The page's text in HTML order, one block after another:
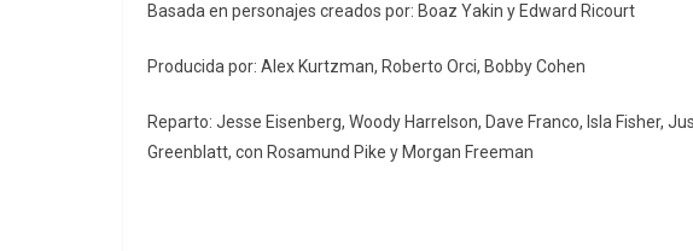
Basada en personajes creados por: Boaz Yakin y Edward Ricourt
Producida por: Alex Kurtzman, Roberto Orci, Bobby Cohen
Reparto: Jesse Eisenberg, Woody Harrelson, Dave Franco, Isla Fisher,
Greenblatt, con Rosamund Pike y Morgan Freeman